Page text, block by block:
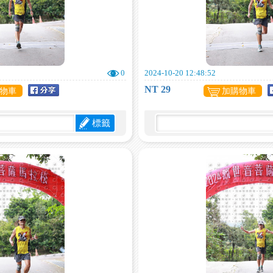
0
車
標籤
2024-10-20 12:48:52
NT 29 加購物車